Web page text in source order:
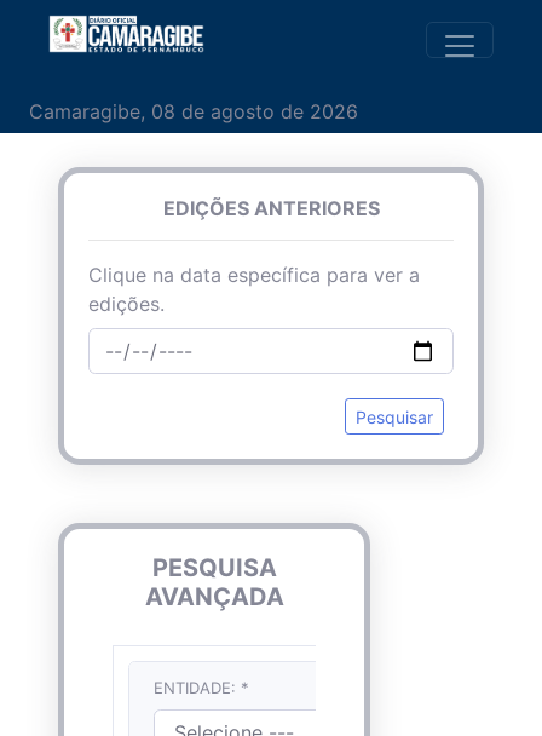
Camaragibe, 08 de agosto de 2026
EDIÇÕES ANTERIORES
Clique na data específica para ver a
edições.
Pesquisar
PESQUISA
AVANÇADA
ENTIDADE: *